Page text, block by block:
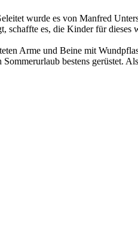
wurde es von Manfred
es, die Kinder für dieses
Arme und Beine mit
bestens gerüstet.